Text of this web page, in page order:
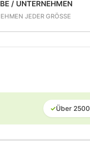
/ UNTERNEHMEN
JEDER GRÖSSE
✓Über